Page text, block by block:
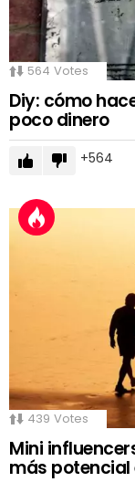
564 Votes
Diy: cómo
poco dinero
564
439 Votes
Mini
más potencial